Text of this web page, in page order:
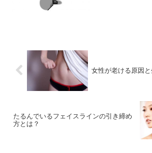
女性が老ける原因
たるんでいるフェイスラインの引き締め
方とは？